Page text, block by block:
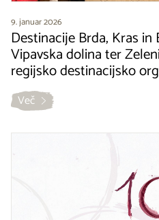
9. januar 2026
Destinacije Brda, Kras
Vipavska dolina ter
regijsko destinacijsko
Več